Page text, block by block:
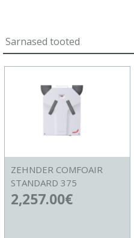
Sarnased tooted
ZEHNDER COMFOAIR
STANDARD 375
2,257.00€